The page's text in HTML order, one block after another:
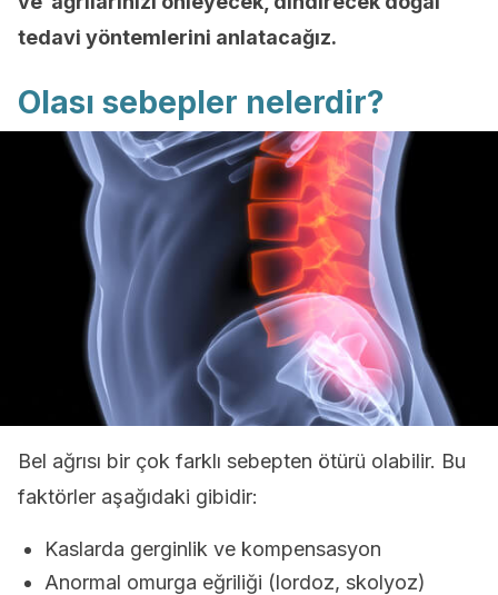
tedavi yöntemlerini anlatacağız.
Olası sebepler nelerdir?
Bel ağrısı bir çok farklı sebepten ötürü olabilir. Bu
faktörler aşağıdaki gibidir:
Kaslarda gerginlik ve kompensasyon
Anormal omurga eğriliği (lordoz, skolyoz)